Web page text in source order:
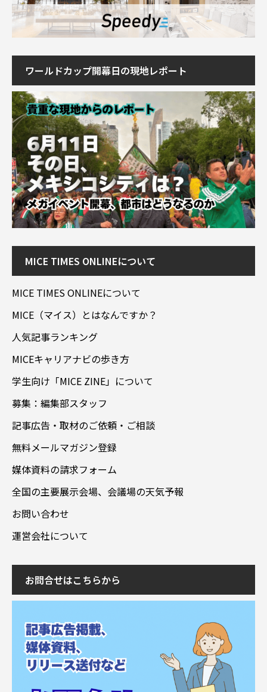
ワールドカップ開幕日の現地レポート
MICE TIMES ONLINEについて
MICE TIMES ONLINEについて
MICE（マイス）とはなんですか？
人気記事ランキング
MICEキャリアナビの歩き方
学生向け「MICE ZINE」について
募集：編集部スタッフ
記事広告・取材のご依頼・ご相談
無料メールマガジン登録
媒体資料の請求フォーム
全国の主要展示会場、会議場の天気予報
お問い合わせ
運営会社について
お問合せはこちらから